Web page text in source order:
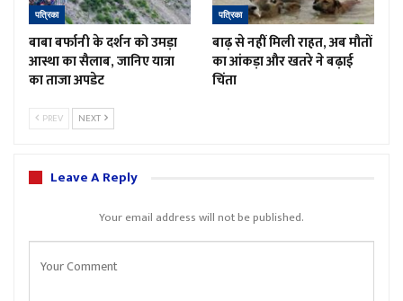
पत्रिका
बाबा बर्फानी के दर्शन को उमड़ा
आस्था का सैलाब, जानिए यात्रा
का ताजा अपडेट
पत्रिका
बाढ़ से नहीं मिली राहत, अब मौतों
का आंकड़ा और खतरे ने बढ़ाई
चिंता
PREV NEXT
Leave A Reply
Your email address will not be published.